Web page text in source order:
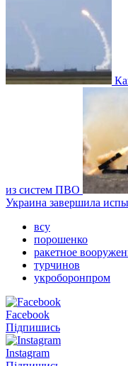
из систем ПВО
Украина завершила
всу
порошенко
ракетное
турчинов
укроборонпром
Facebook
Підпишись
Instagram